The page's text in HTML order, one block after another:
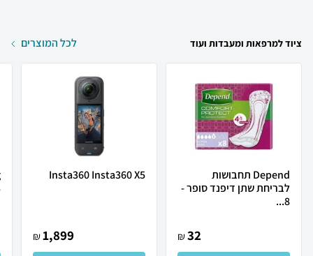
ציוד למרפאות ומעבדות ועוד לכל המוצרים
Depend תחבושות
לבריחת שתן דיפנד סופר -
8...
32
₪
Insta360 Insta360 X5
1,899
₪